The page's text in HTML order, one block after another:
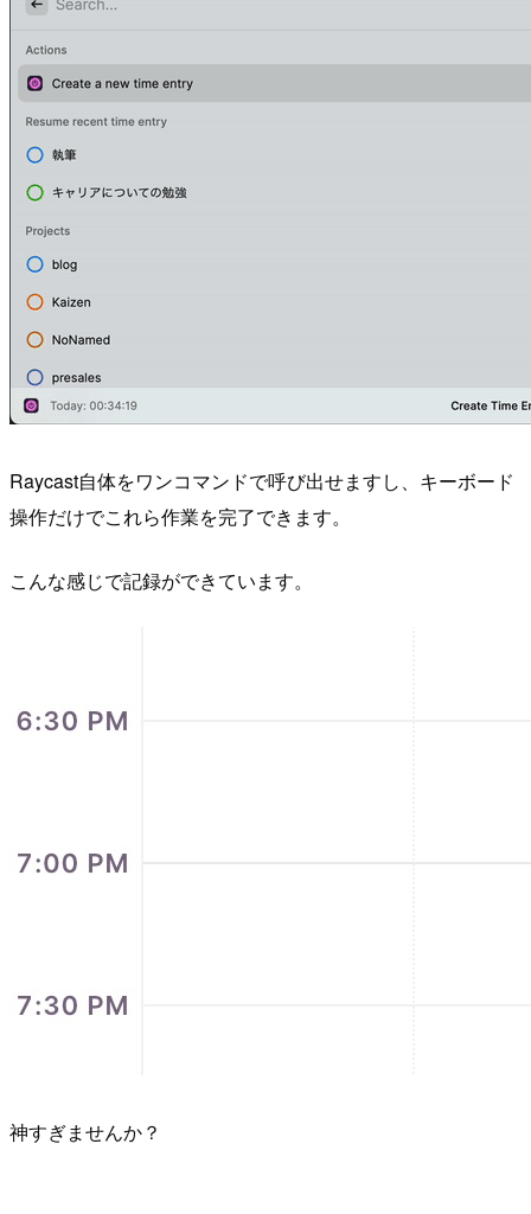
Raycast自体をワンコマンドで呼び出せますし、キーボード
操作だけでこれら作業を完了できます。
こんな感じで記録ができています。
神すぎませんか？